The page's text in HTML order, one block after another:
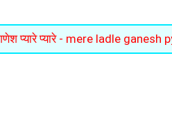
प्यारे प्यारे - mere ladle ganesh